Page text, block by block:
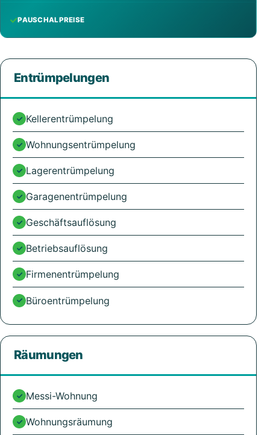
PAUSCHALPREISE
Entrümpelungen
Kellerentrümpelung
Wohnungsentrümpelung
Lagerentrümpelung
Garagenentrümpelung
Geschäftsauflösung
Betriebsauflösung
Firmenentrümpelung
Büroentrümpelung
Räumungen
Messi-Wohnung
Wohnungsräumung